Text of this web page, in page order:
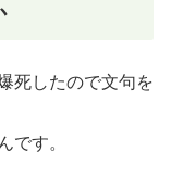
死したので文句を
です。